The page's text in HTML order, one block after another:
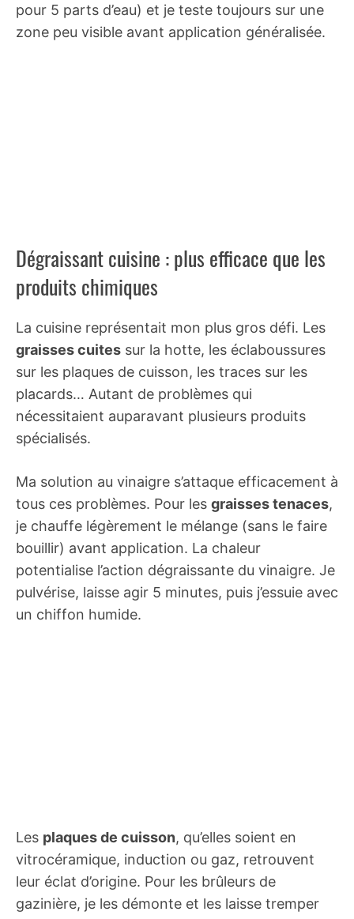
pour 5 parts d’eau) et je teste toujours sur une
zone peu visible avant application généralisée.
Dégraissant cuisine : plus efficace que les
produits chimiques
La cuisine représentait mon plus gros défi. Les
graisses cuites sur la hotte, les éclaboussures
sur les plaques de cuisson, les traces sur les
placards… Autant de problèmes qui
nécessitaient auparavant plusieurs produits
spécialisés.
Ma solution au vinaigre s’attaque efficacement à
tous ces problèmes. Pour les graisses tenaces,
je chauffe légèrement le mélange (sans le faire
bouillir) avant application. La chaleur
potentialise l’action dégraissante du vinaigre. Je
pulvérise, laisse agir 5 minutes, puis j’essuie avec
un chiffon humide.
Les plaques de cuisson, qu’elles soient en
vitrocéramique, induction ou gaz, retrouvent
leur éclat d’origine. Pour les brûleurs de
gazinière, je les démonte et les laisse tremper